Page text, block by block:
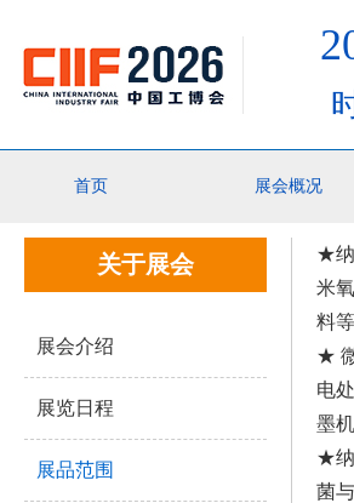
首页 展会概况
你的位置：首页 >关于展会>展品范围
关于展会
展会介绍
展览日程
展品范围
★纳
米
料等
★
电
墨
★纳
菌